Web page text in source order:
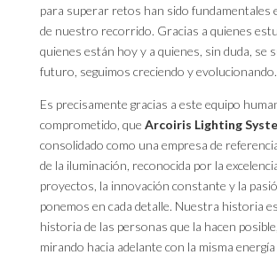
para superar retos han sido fundamentales
de nuestro recorrido. Gracias a quienes
quienes están hoy y a quienes, sin duda, se
futuro, seguimos creciendo y evolucionando.
Es precisamente gracias a este equipo
comprometido, que Arcoiris Lighting
consolidado como una empresa de
de la iluminación, reconocida por la
proyectos, la innovación constante y la
ponemos en cada detalle. Nuestra historia
historia de las personas que la hacen
mirando hacia adelante con la misma